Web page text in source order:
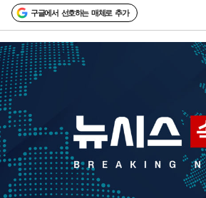
구글에서 선호하는 매체로 추가